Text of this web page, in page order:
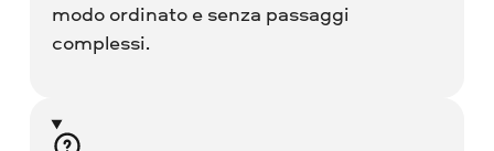
modo ordinato e senza passaggi
complessi.